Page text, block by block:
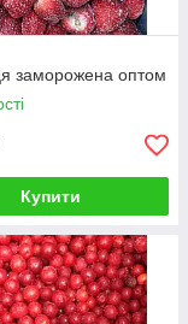
заморожена оптом
Купити